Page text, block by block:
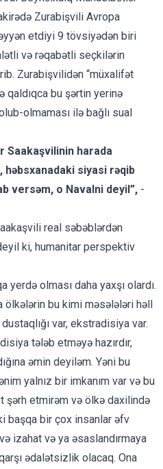
Zurabişvili Avropa
etdiyi 9 tövsiyədən biri
və rəqabətli seçkilərin
Zurabişvilidən “müxalifət
qaldıqca bu şərtin yerinə
olmaması ilə bağlı sual
Saakaşvilinin harada
həbsxanadaki siyasi rəqib
versəm, o Navalni deyil”, -
real səbəblərdən
ki, humanitar perspektiv
yerdə olması daha yaxşı olardı.
ölkələrin bu kimi məsələləri həll
var, ekstradisiya var.
tələb etməyə hazırdır,
əmin deyiləm. Yəni bu
yalnız bir imkanım var və bu
şərh etmirəm və ölkə daxilində
başqa bir çox insanlar əfv
izahat və ya əsaslandırmaya
ədalətsizlik olacaq. Ona